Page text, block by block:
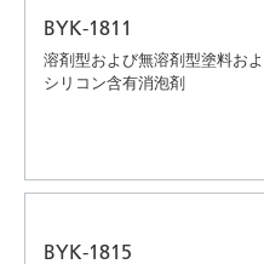
BYK-1811
溶剤型および無溶剤型塗料およ
シリコン含有消泡剤
BYK-1815